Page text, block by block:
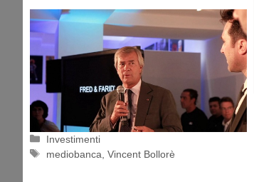
Categorie
Investimenti
Tag
mediobanca ,Vincent Bollorè